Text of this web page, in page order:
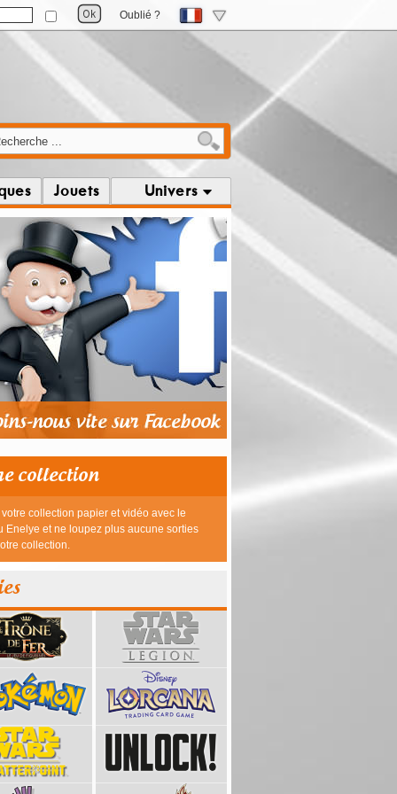
Oublié ?
Jouets Univers
39,95 € 23,95 €
collection
collection papier et vidéo avec le
Enelye et ne loupez plus aucune sorties
collection.